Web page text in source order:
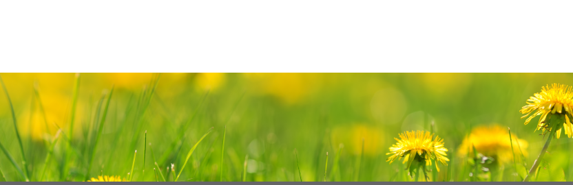
α-フェトプロテイン（AFP）という腫瘍マーカーの検査
瘍細胞から血液中に放出される腫瘍マーカーの値を調べます。AFPの血中濃
度の上昇は、肝がんの徴候である場合があります。ただし、他の種類のがんや
がん以外の一部の病態（肝硬変や肝炎
など）によっても、AFPの値が上昇してく
る場合があります。時折、肝がんであるにもかかわらず、AFPの値が正常な場
肝がんには数種類の病期分類システムが存在します。原発性肝がんの病期分類には、
バルセロナクリニック肝がん病期分類システム（BCLC：Barcelona Clinic Liver
Cancer Staging System）が広く用いられています。このシステムは、以下の状態に基
づいて、患者さんが回復する可能性について予測し、治療計画を立てるために用いられ
ます：
サーベイランス（監視）
サーベイランスは、スクリーニングで見つかった1cm以下の 病変に対して行われるもの
です。3ヵ月ごとのフォローアップが一般的です。サーベイランスでは、患者さんの状態を
注意深く観察しますが、検査結果に状態の悪化を示すような変化がみられないかぎり、